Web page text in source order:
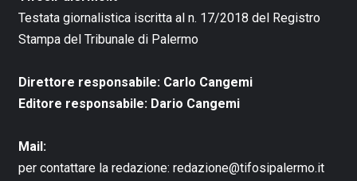
Testata giornalistica iscritta al n. 17/2018 del Registro
Stampa del Tribunale di Palermo
Direttore responsabile: Carlo Cangemi
Editore responsabile: Dario Cangemi
Mail:
per contattare la redazione: redazione@tifosipalermo.it